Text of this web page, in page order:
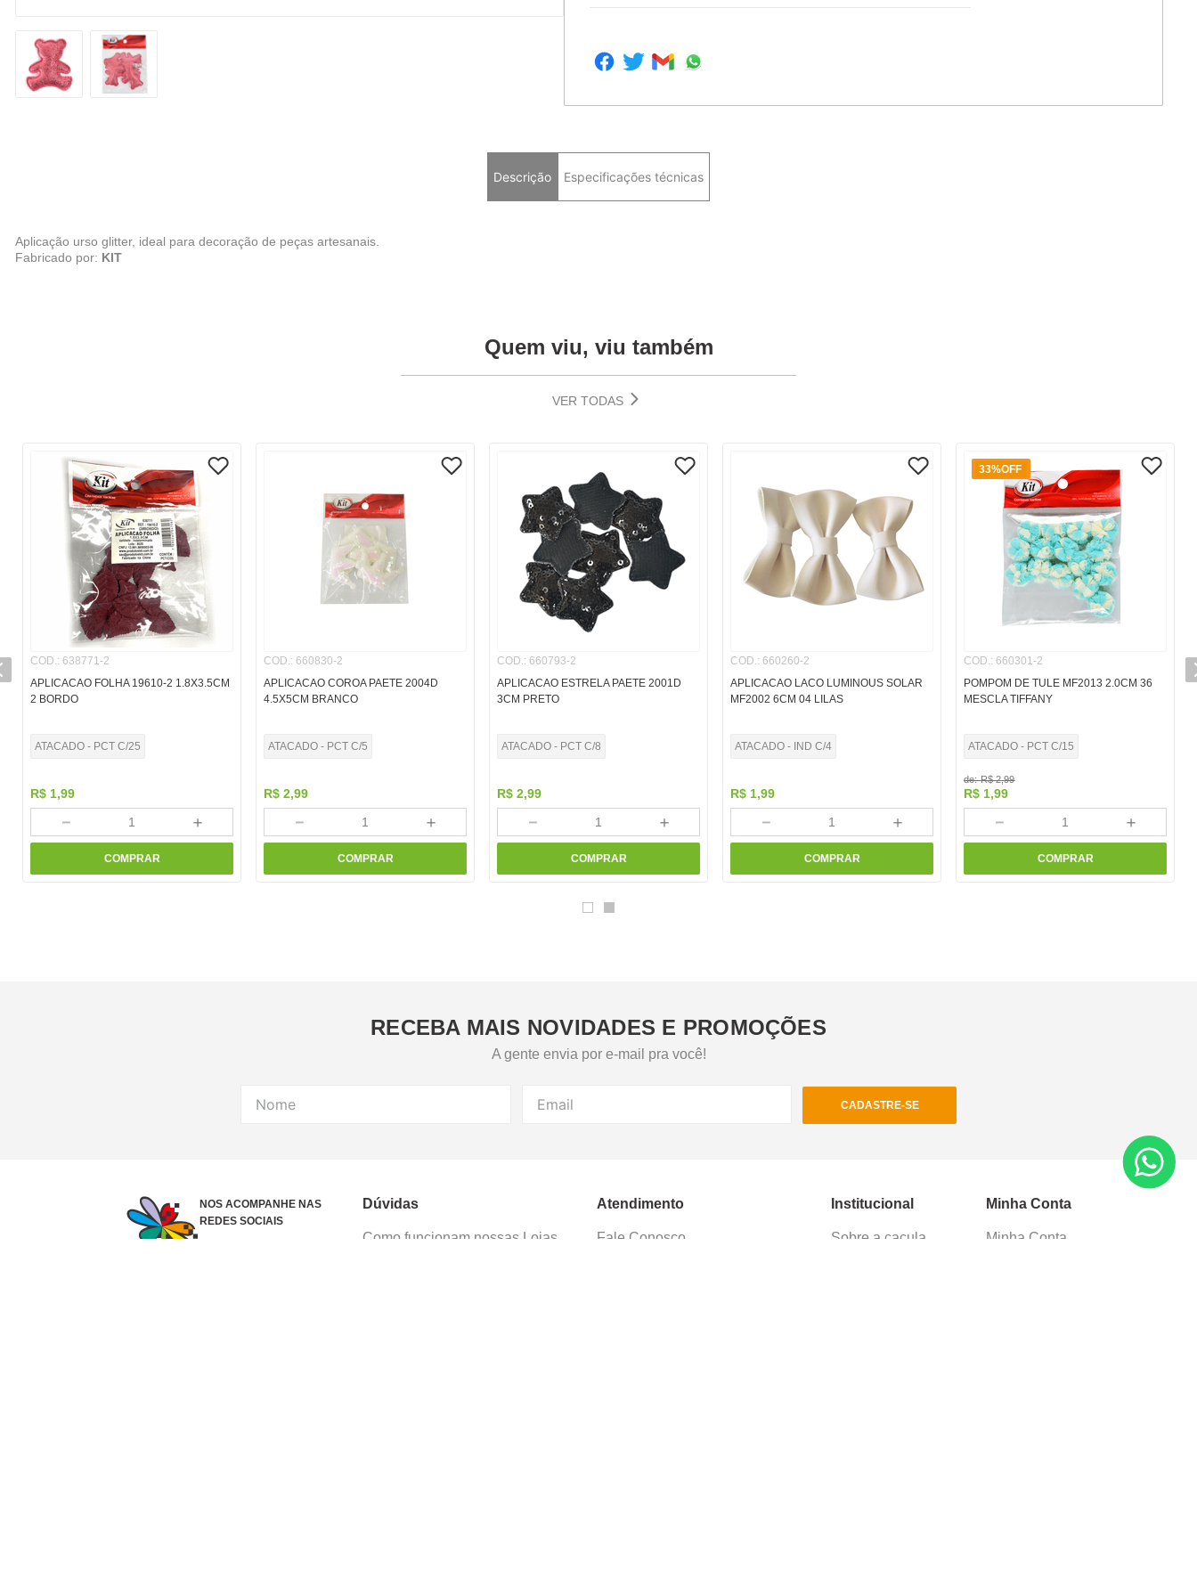
Descrição Especificações técnicas
Aplicação urso glitter, ideal para decoração de peças artesanais.
Fabricado por: KIT
Quem viu, viu também
VER TODAS
COD.: 638771-2
APLICACAO FOLHA 19610-2 1.8X3.5CM
2 BORDO
ATACADO - PCT C/25
R$ 1,99
＋
－
COMPRAR
COD.: 660830-2
APLICACAO COROA PAETE 2004D
4.5X5CM BRANCO
ATACADO - PCT C/5
R$ 2,99
＋
－
COMPRAR
COD.: 660793-2
APLICACAO ESTRELA PAETE 2001D
3CM PRETO
ATACADO - PCT C/8
R$ 2,99
＋
－
COMPRAR
COD.: 660260-2
APLICACAO LACO LUMINOUS SOLAR
MF2002 6CM 04 LILAS
ATACADO - IND C/4
R$ 1,99
＋
－
COMPRAR
33%OFF
COD.: 660301-2
POMPOM DE TULE MF2013 2.0CM 36
MESCLA TIFFANY
ATACADO - PCT C/15
de:R$ 2,99
R$ 1,99
＋
－
COMPRAR
RECEBA MAIS NOVIDADES E PROMOÇÕES
A gente envia por e-mail pra você!
CADASTRE-SE
NOS ACOMPANHE NAS
REDES SOCIAIS
Dúvidas
Como funcionam nossas Lojas
Atendimento
Fale Conosco
Institucional
Sobre a caçula
Minha Conta
Minha Conta